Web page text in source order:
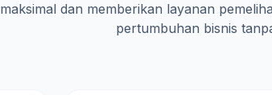
maksimal dan memberikan layanan
pertumbuhan bisnis